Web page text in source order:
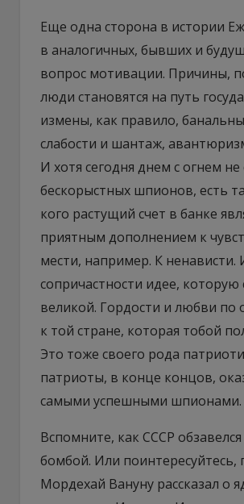
Еще одна сторона в истории
в аналогичных, бывших и
вопрос мотивации. Причины,
люди становятся на путь
измены, как правило,
слабости и шантаж,
И хотя сегодня днем с огнем
бескорыстных шпионов, есть
кого растущий счет в банке
приятным дополнением к
мести, например. К ненависти.
сопричастности идее, которую
великой. Гордости и любви
к той стране, которая тобой
Это тоже своего рода
патриоты, в конце концов,
самыми успешными шпионами.
Вспомните, как СССР
бомбой. Или поинтересуйтесь,
Мордехай Вануну рассказал о